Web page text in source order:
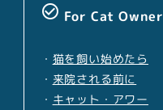
check_circle_outline For Cat Owner
・ 猫を飼い始めたら
・ 来院される前に
・ キャット・アワー